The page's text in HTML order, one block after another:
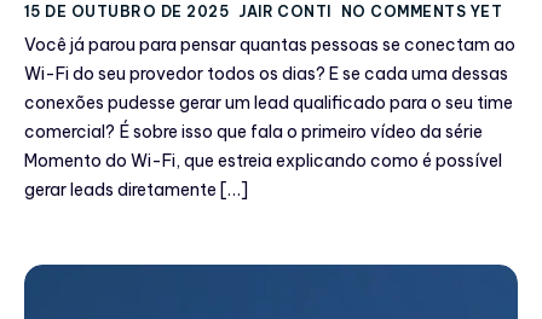
15 DE OUTUBRO DE 2025 JAIR CONTI NO COMMENTS YET
Você já parou para pensar quantas pessoas se conectam ao
Wi-Fi do seu provedor todos os dias? E se cada uma dessas
conexões pudesse gerar um lead qualificado para o seu time
comercial? É sobre isso que fala o primeiro vídeo da série
Momento do Wi-Fi, que estreia explicando como é possível
gerar leads diretamente […]